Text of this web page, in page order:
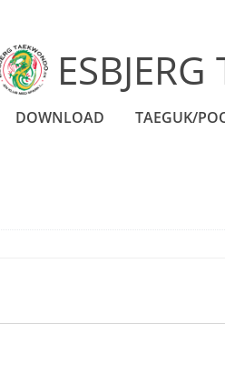
DOWNLOAD TAEGUK/